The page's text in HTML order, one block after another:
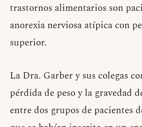
trastornos alimentarios son
anorexia nerviosa atípica con
superior.
La Dra. Garber y sus colegas
pérdida de peso y la gravedad
entre dos grupos de pacientes